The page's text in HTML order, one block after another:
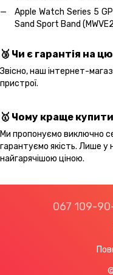
Apple Watch Series 5
Sand Sport Band
🥉 Чи є гарантія на
Звісно, наш інтернет-
пристрої.
🥇 Чому краще
Ми пропонуємо виключно
гарантуємо якість. Лише у
найгарячішою ціною.
067 109-